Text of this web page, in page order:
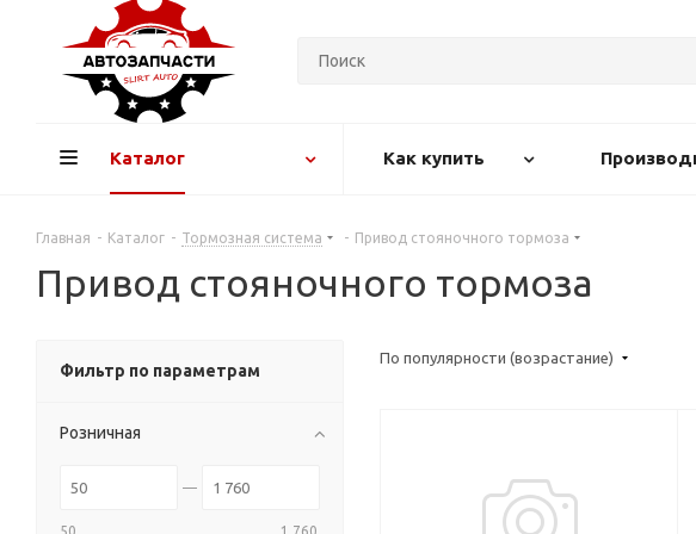
Каталог Как купить
Главная - Каталог - Тормозная система - Привод стояночного тормоза
Привод стояночного тормоза
По популярности (возрастание)
Фильтр по параметрам
Розничная